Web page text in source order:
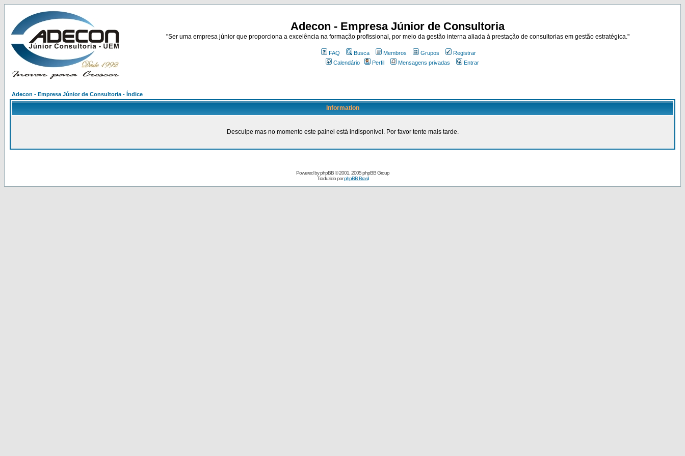
Adecon - Empresa Júnior de Consultoria
"Ser uma empresa júnior que proporciona a excelência na formação profissional, por meio da gestão interna aliada à prestação de consultorias em gestão estratégica."
FAQ Busca Membros Grupos
Registrar
Calendário
Perfil Mensagens privadas Entrar
Adecon - Empresa Júnior de Consultoria - Índice
Information
Desculpe mas no momento este painel está indisponível. Por favor tente mais tarde.
Powered byphpBB© 2001, 2005 phpBB Group
Traduzido porphpBB Brasil